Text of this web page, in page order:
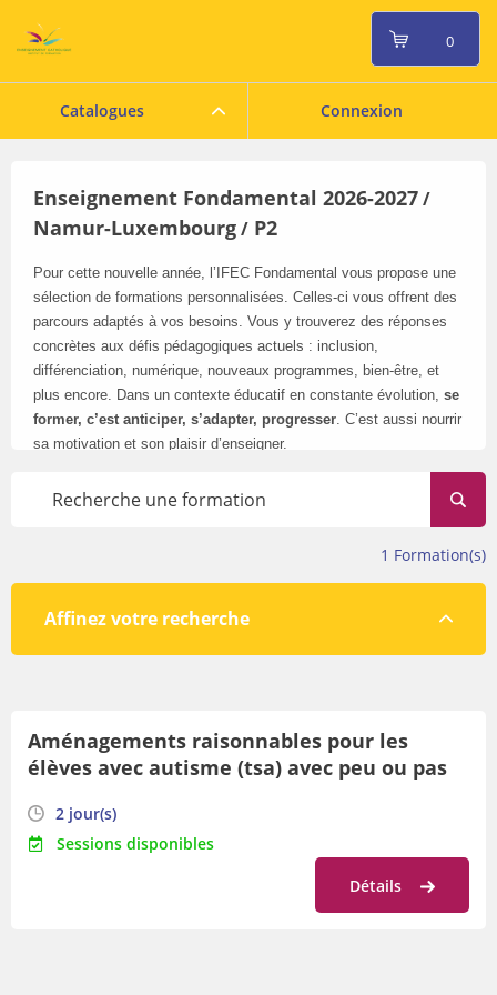
Catalogues Connexion
0
Enseignement Fondamental 2026-2027/
Namur-Luxembourg/ P2
Pour cette nouvelle année, l’IFEC Fondamental vous propose une
sélection de formations personnalisées. Celles-ci vous offrent des
parcours adaptés à vos besoins. Vous y trouverez des réponses
concrètes aux défis pédagogiques actuels : inclusion,
différenciation, numérique, nouveaux programmes, bien-être, et
plus encore. Dans un contexte éducatif en constante évolution, se
former, c’est anticiper, s’adapter, progresser. C’est aussi nourrir
sa motivation et son plaisir d’enseigner.
évolue tout au long de l’année.
Avant de vous inscrire, veillez à prendre connaissance des
1 Formation(s)
Affinez votre recherche
Par orientation
Aménagements raisonnables pour les
élèves avec autisme (tsa) avec peu ou pas
2 jour(s)
Sessions disponibles
Détails